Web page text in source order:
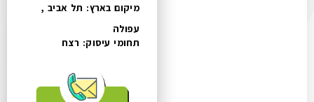
מיקום בארץ: תל אביב ,
עפולה
תחומי עיסוק: רצח